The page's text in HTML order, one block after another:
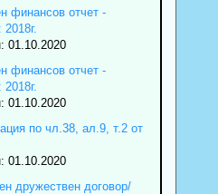
финансов отчет -
2018г.
01.10.2020
финансов отчет -
2018г.
01.10.2020
по чл.38, ал.9, т.2 от
01.10.2020
дружествен договор/